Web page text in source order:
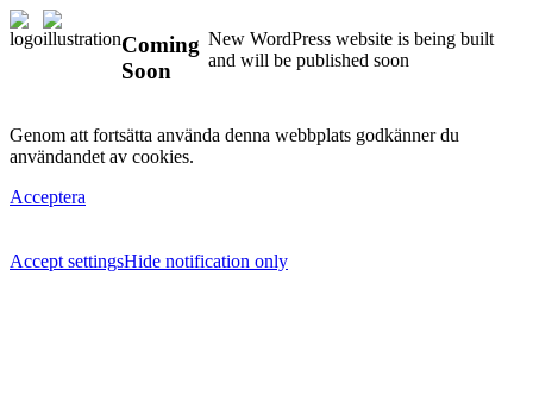
Coming
Soon
New WordPress website is being built
and will be published soon
Genom att fortsätta använda denna webbplats godkänner du
användandet av cookies.
Acceptera
Accept settingsHide notification only